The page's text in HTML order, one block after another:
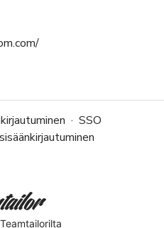
· SSO
Teamtailorilta